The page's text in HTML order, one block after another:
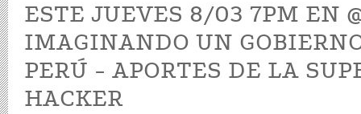
ESTE JUEVES 8/03 7PM EN
IMAGINANDO UN
PERÚ - APORTES DE LA
HACKER